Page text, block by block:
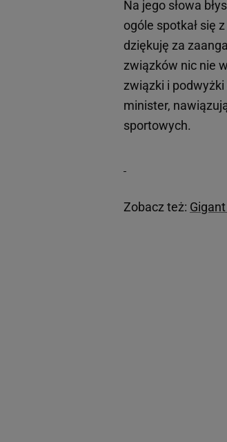
Na jego słowa
ogóle spotkał się
dziękuję za
związków nic nie
związki i podwyżki
minister,
sportowych.
Zobacz też: